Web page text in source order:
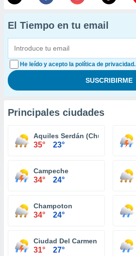
El Tiempo en tu email
He leído y acepto la política de privacidad.
Principales ciudades
Aquiles Serdán (Chuiná)
35° 23°
Campeche
34° 24°
Champoton
34° 24°
Ciudad Del Carmen
31° 27°